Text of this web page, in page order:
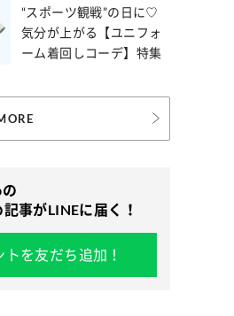
“スポーツ観戦”の日に♡
気分が上がる【ユニフォ
ーム着回しコーデ】特集
事がLINEに届く！
トを友だち追加！